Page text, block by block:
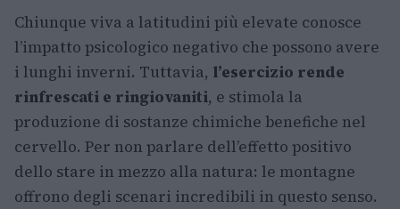
Chiunque viva a latitudini più elevate conosce
l’impatto psicologico negativo che possono avere
i lunghi inverni. Tuttavia, l’esercizio rende
rinfrescati e ringiovaniti, e stimola la
produzione di sostanze chimiche benefiche nel
cervello. Per non parlare dell’effetto positivo
dello stare in mezzo alla natura: le montagne
offrono degli scenari incredibili in questo senso.